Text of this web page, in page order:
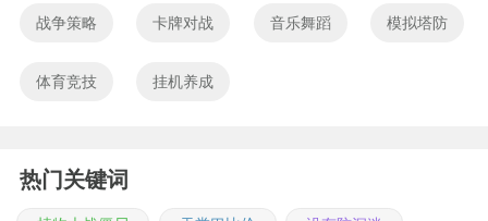
战争策略 卡牌对战 音乐舞蹈 模拟塔防
体育竞技 挂机养成
热门关键词